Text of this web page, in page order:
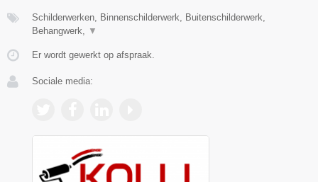
Schilderwerken, Binnenschilderwerk, Buitenschilderwerk,
Behangwerk, ▼
Er wordt gewerkt op afspraak.
Sociale media: